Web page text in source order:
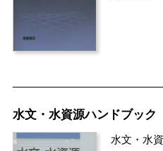
水文・水資源ハンドブック
水文・水